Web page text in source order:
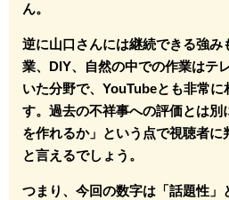
ん。
逆に山口さんには継続できる強み
業、DIY、自然の中での作業はテ
いた分野で、YouTubeとも非常
す。過去の不祥事への評価とは別
を作れるか」という点で視聴者に
と言えるでしょう。
つまり、今回の数字は「話題性」